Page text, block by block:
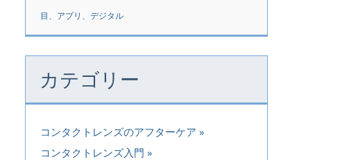
目、アプリ、デジタル
カテゴリー
コンタクトレンズのアフターケア
コンタクトレンズ入門